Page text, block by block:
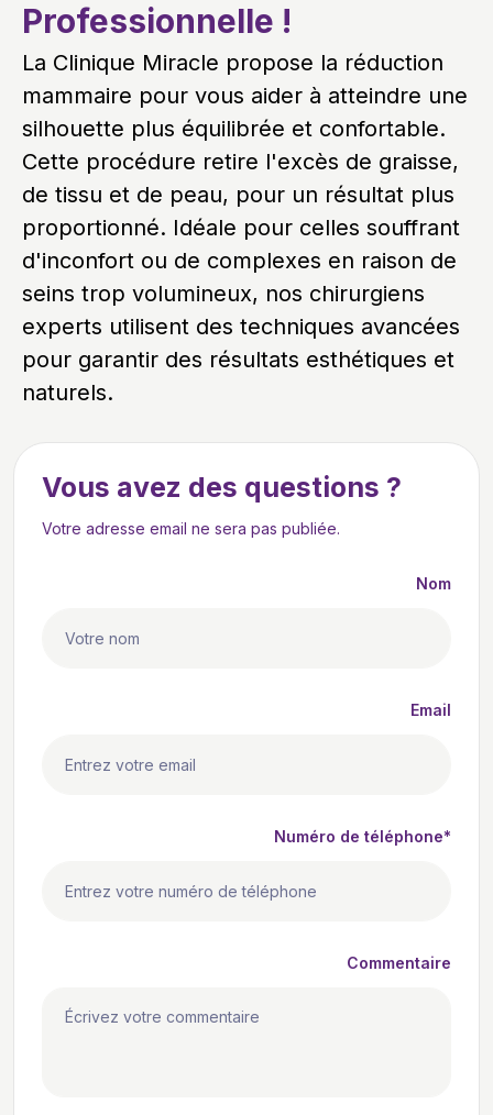
Professionnelle !
La Clinique Miracle propose la réduction
mammaire pour vous aider à atteindre une
silhouette plus équilibrée et confortable.
Cette procédure retire l'excès de graisse,
de tissu et de peau, pour un résultat plus
proportionné. Idéale pour celles souffrant
d'inconfort ou de complexes en raison de
seins trop volumineux, nos chirurgiens
experts utilisent des techniques avancées
pour garantir des résultats esthétiques et
naturels.
Vous avez des questions ?
Votre adresse email ne sera pas publiée.
Nom
Email
Numéro de téléphone*
Commentaire